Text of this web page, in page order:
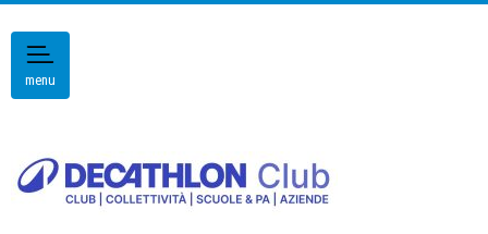
menu